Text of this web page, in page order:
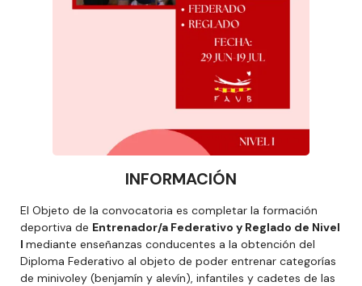
INFORMACIÓN
El Objeto de la convocatoria es completar la formación
deportiva de Entrenador/a Federativo y Reglado de Nivel
I mediante enseñanzas conducentes a la obtención del
Diploma Federativo al objeto de poder entrenar categorías
de minivoley (benjamín y alevín), infantiles y cadetes de las